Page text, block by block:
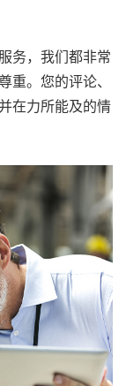
务，我们都非常
重。您的评论、
在力所能及的情